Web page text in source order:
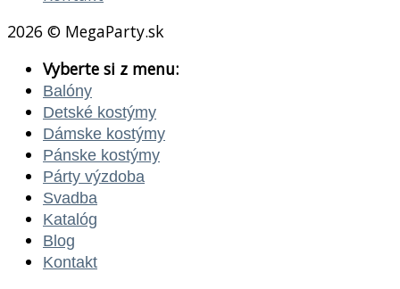
2026 © MegaParty.sk
Vyberte si z menu:
Balóny
Detské kostýmy
Dámske kostýmy
Pánske kostýmy
Párty výzdoba
Svadba
Katalóg
Blog
Kontakt